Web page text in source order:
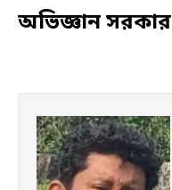
অভিজ্ঞান সরকার